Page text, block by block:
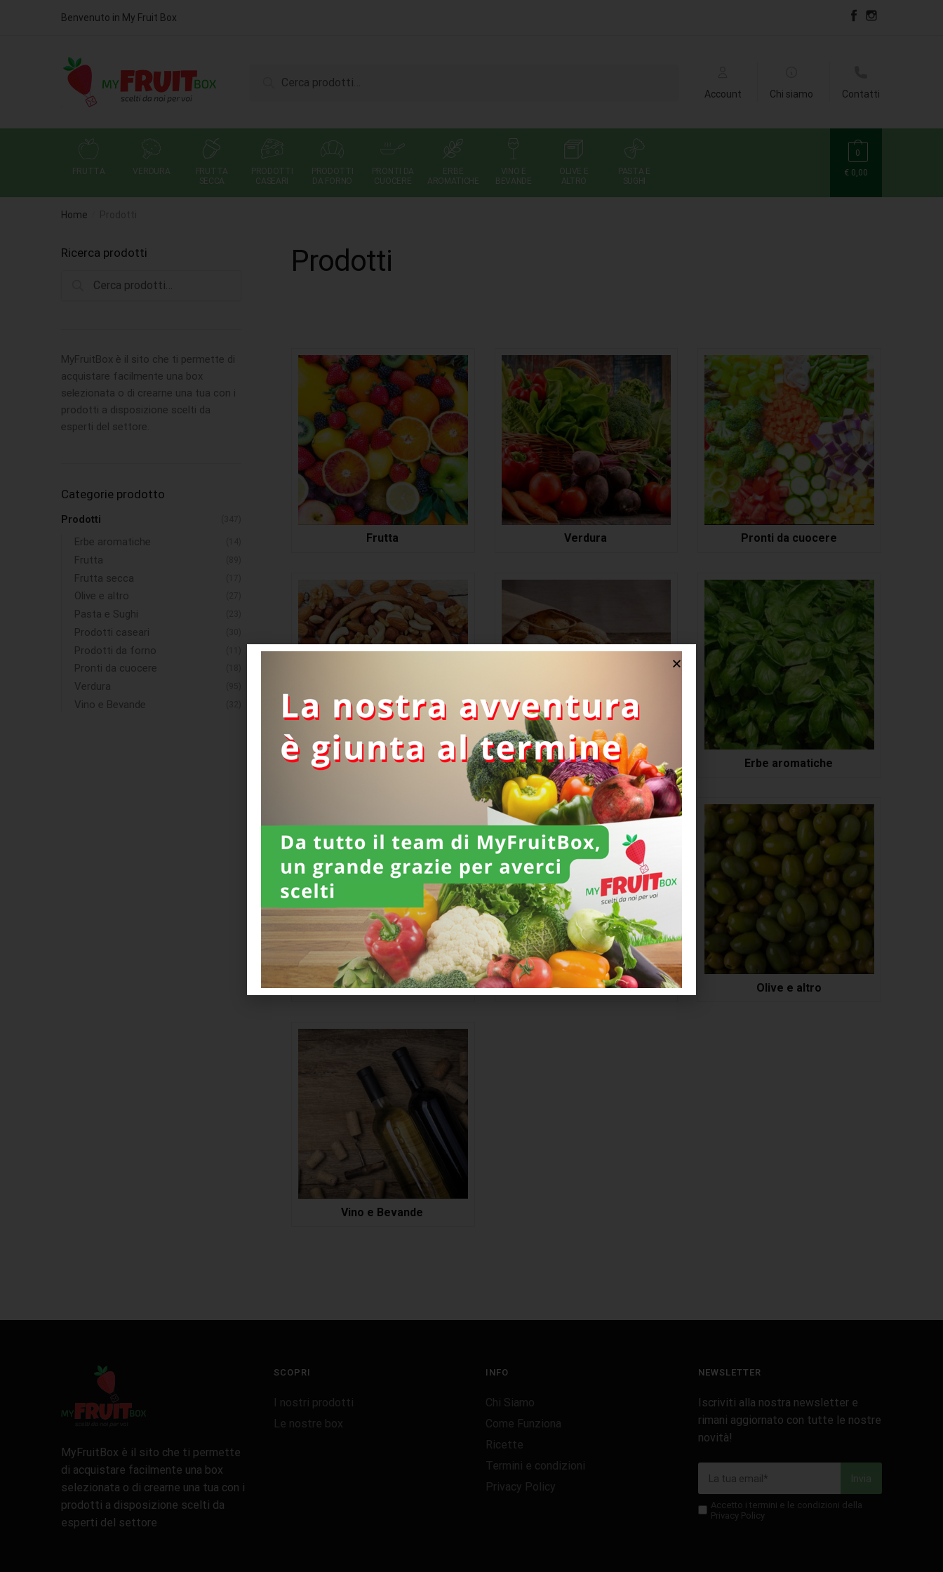
Benvenuto in My Fruit Box
Cerca
Account Chi siamo Contatti
FRUTTA VERDURA
FRUTTA
SECCA
PRODOTTI
CASEARI
PRODOTTI
DA FORNO
PRONTI DA
CUOCERE
ERBE
AROMATICHE
VINO E
BEVANDE
OLIVE E
ALTRO
PASTA E
SUGHI
€ 0,00
0
Home
Prodotti
Frutta Verdura Pronti da cuocere
Frutta secca Prodotti da forno Erbe aromatiche
Prodotti caseari Pasta e Sughi Olive e altro
Vino e Bevande
Ricerca prodotti
Cerca
MyFruitBox è il sito che ti permette di
acquistare facilmente una box
selezionata o di crearne una tua con i
prodotti a disposizione scelti da
esperti del settore.
Categorie prodotto
Prodotti
Erbe aromatiche
Frutta
Frutta secca
Olive e altro
Pasta e Sughi
Prodotti caseari
Prodotti da forno
Pronti da cuocere
Verdura
Vino e Bevande
MyFruitBox è il sito che ti permette
di acquistare facilmente una box
selezionata o di crearne una tua con i
prodotti a disposizione scelti da
esperti del settore
SCOPRI
I nostri prodotti
Le nostre box
INFO
Chi Siamo
Come Funziona
Ricette
Termini e condizioni
Privacy Policy
NEWSLETTER
Iscriviti alla nostra newsletter e
rimani aggiornato con tutte le nostre
novità!
Accetto i termini e le condizioni della
Privacy Policy